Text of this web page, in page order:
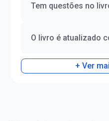
Tem questões no
O livro é atualizado
+ Ver